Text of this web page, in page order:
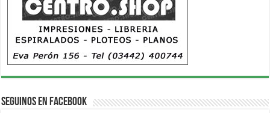
Seguinos en Facebook